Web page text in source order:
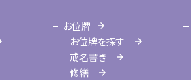
お位牌
お位牌を探す
戒名書き
修繕